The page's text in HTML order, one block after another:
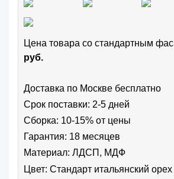
Цена товара cо стандартным
руб.
Доставка по Москве бесплатно
Срок поставки: 2-5 дней
Сборка: 10-15% от цены
Гарантия: 18 месяцев
Материал: ЛДСП, МДФ
Цвет: Стандарт итальянский орех